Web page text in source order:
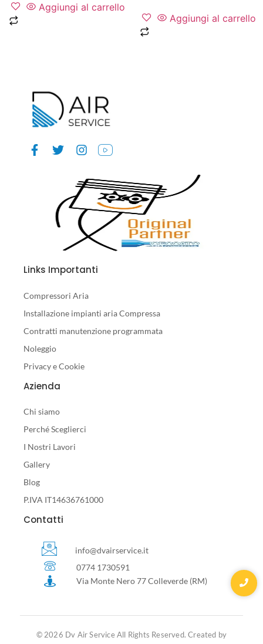
Aggiungi al carrello
Aggiungi al carrello
Links Importanti
Compressori Aria
Installazione impianti aria Compressa
Contratti manutenzione programmata
Noleggio
Privacy e Cookie
Azienda
Chi siamo
Perché Sceglierci
I Nostri Lavori
Gallery
Blog
P.IVA IT14636761000
Contatti
info@dvairservice.it
0774 1730591
Via Monte Nero 77 Colleverde (RM)
© 2026 Dv Air Service All Rights Reserved. Created by